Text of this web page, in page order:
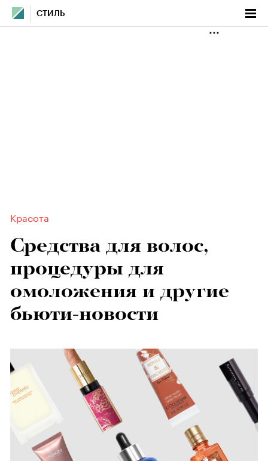
СТИЛЬ
Красота
Средства для волос,
процедуры для
омоложения и другие
бьюти-новости